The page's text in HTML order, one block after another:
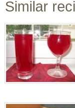
Similar